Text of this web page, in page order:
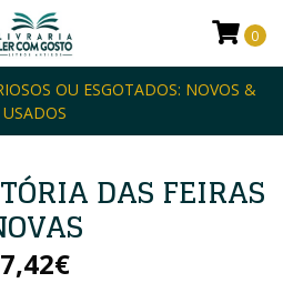
OU ESGOTADOS: NOVOS &
USADOS
0
DAS FEIRAS
7,42€